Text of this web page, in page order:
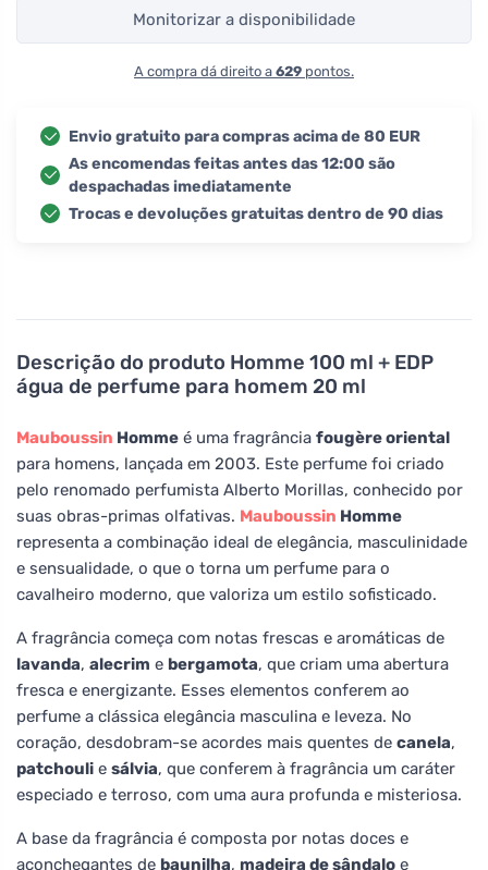
Descrição do produto Homme 100 ml + EDP
água de perfume para homem 20 ml
Mauboussin Homme é uma fragrância fougère oriental
para homens, lançada em 2003. Este perfume foi criado
pelo renomado perfumista Alberto Morillas, conhecido por
suas obras-primas olfativas. Mauboussin Homme
representa a combinação ideal de elegância, masculinidade
e sensualidade, o que o torna um perfume para o
cavalheiro moderno, que valoriza um estilo sofisticado.
A fragrância começa com notas frescas e aromáticas de
lavanda, alecrim e bergamota, que criam uma abertura
fresca e energizante. Esses elementos conferem ao
perfume a clássica elegância masculina e leveza. No
coração, desdobram-se acordes mais quentes de canela,
patchouli e sálvia, que conferem à fragrância um caráter
especiado e terroso, com uma aura profunda e misteriosa.
A base da fragrância é composta por notas doces e
aconchegantes de baunilha, madeira de sândalo e
Monitorizar a disponibilidade
A compra dá direito a 629 pontos.
Envio gratuito para compras acima de 80 EUR
As encomendas feitas antes das 12:00 são
despachadas imediatamente
Trocas e devoluções gratuitas dentro de 90 dias